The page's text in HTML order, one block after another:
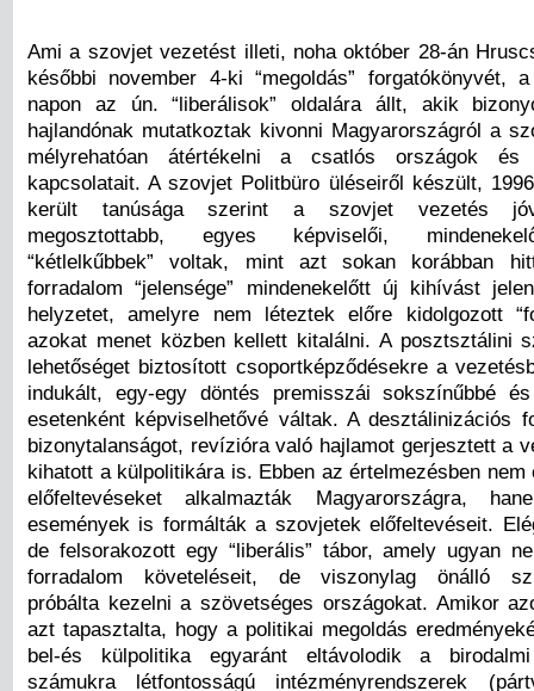
Ami a szovjet vezetést illeti, noha október 28-án
későbbi november 4-ki “megoldás” forgatókönyvét,
napon az ún. “liberálisok” oldalára állt, akik
hajlandónak mutatkoztak kivonni Magyarországról a
mélyrehatóan átértékelni a csatlós országok és
kapcsolatait. A szovjet Politbüro üléseiről készült,
került tanúsága szerint a szovjet vezetés
megosztottabb, egyes képviselői,
“kétlelkűbbek” voltak, mint azt sokan korábban
forradalom “jelensége” mindenekelőtt új kihívást
helyzetet, amelyre nem léteztek előre kidolgozott
azokat menet közben kellett kitalálni. A posztsztálini
lehetőséget biztosított csoportképződésekre a
indukált, egy-egy döntés premisszái sokszínűbbé
esetenként képviselhetővé váltak. A desztálinizációs
bizonytalanságot, revízióra való hajlamot gerjesztett a
kihatott a külpolitikára is. Ebben az értelmezésben nem
előfeltevéseket alkalmazták Magyarországra,
események is formálták a szovjetek előfeltevéseit.
de felsorakozott egy “liberális” tábor, amely ugyan
forradalom követeléseit, de viszonylag önálló
próbálta kezelni a szövetséges országokat. Amikor
azt tapasztalta, hogy a politikai megoldás
bel-és külpolitika egyaránt eltávolodik a
számukra létfontosságú intézményrendszerek